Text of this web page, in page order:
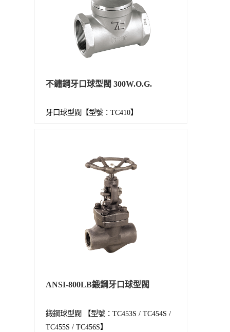
不鏽鋼牙口球型閥 300W.O.G.
牙口球型閥【型號：TC410】
ANSI-800LB鍛鋼牙口球型閥
鍛鋼球型閥 【型號：TC453S / TC454S /
TC455S / TC456S】